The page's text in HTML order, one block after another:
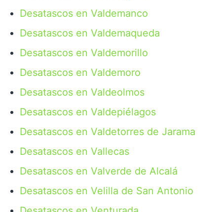
Desatascos en Valdemanco
Desatascos en Valdemaqueda
Desatascos en Valdemorillo
Desatascos en Valdemoro
Desatascos en Valdeolmos
Desatascos en Valdepiélagos
Desatascos en Valdetorres de Jarama
Desatascos en Vallecas
Desatascos en Valverde de Alcalá
Desatascos en Velilla de San Antonio